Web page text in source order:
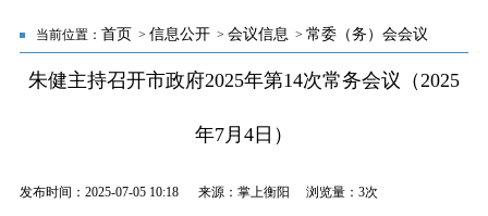
当前位置： 首页 > 信息公开> 会议信息 > 常委（务）会会议
朱健主持召开市政府2025年第14次常务会议（2025
年7月4日）
发布时间：2025-07-05 10:18 来源：掌上衡阳 浏览量： 3次